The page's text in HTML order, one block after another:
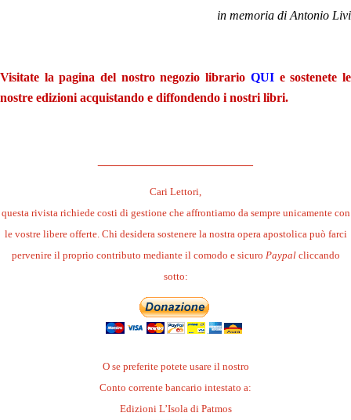
in memoria di Antonio Livi
Visitate la pagina del nostro negozio librario QUIe sostenete le
nostre edizioni acquistando e diffondendo i nostri libri.
Cari Lettori,
questa rivista richiede costi di gestione che affrontiamo da sempre unicamente con
le vostre libere offerte. Chi desidera sostenere la nostra opera apostolica può farci
pervenire il proprio contributo mediante il comodo e sicuro Paypalcliccando
sotto:
O se preferite potete usare il nostro
Conto corrente bancario intestato a:
Edizioni L’Isola di Patmos